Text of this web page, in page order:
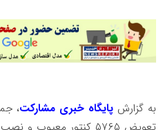
به گزارشپایگاه خبری مشارکت